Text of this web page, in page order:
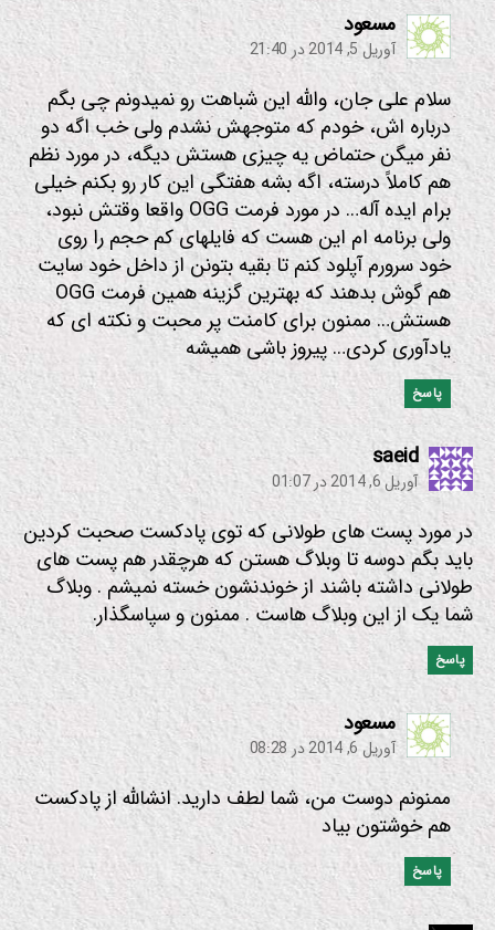
مسعود:
آوریل 5, 2014 در 21:40
سلام علی جان، والله این شباهت رو نمیدونم چی بگم
درباره اش، خودم که متوجهش نشدم ولی خب اگه دو
نفر میگن حتماض یه چیزی هستش دیگه، در مورد نظم
هم کاملاً درسته، اگه بشه هفتگی این کار رو بکنم خیلی
برام ایده آله… در مورد فرمت OGG واقعا وقتش نبود،
ولی برنامه ام این هست که فایلهای کم حجم را روی
خود سرورم آپلود کنم تا بقیه بتونن از داخل خود سایت
هم گوش بدهند که بهترین گزینه همین فرمت OGG
هستش… ممنون برای کامنت پر محبت و نکته ای که
یادآوری کردی… پیروز باشی همیشه
پاسخ
saeid
:
آوریل 6, 2014 در 01:07
در مورد پست های طولانی که توی پادکست صحبت کردین
باید بگم دوسه تا وبلاگ هستن که هرچقدر هم پست های
طولانی داشته باشند از خوندنشون خسته نمیشم . وبلاگ
شما یک از این وبلاگ هاست . ممنون و سپاسگذار.
پاسخ
مسعود:
آوریل 6, 2014 در 08:28
ممنونم دوست من، شما لطف دارید. انشالله از پادکست
هم خوشتون بیاد
پاسخ